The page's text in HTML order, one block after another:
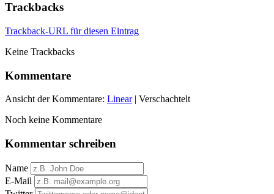
Trackbacks
Trackback-URL für diesen Eintrag
Keine Trackbacks
Kommentare
Ansicht der Kommentare: Linear| Verschachtelt
Noch keine Kommentare
Kommentar schreiben
Name
E-Mail